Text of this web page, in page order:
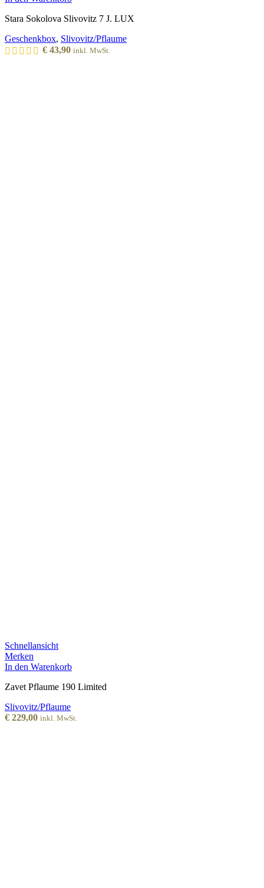
Stara Sokolova Slivovitz 7 J. LUX
Geschenkbox, Slivovitz/Pflaume
€ 43,90 inkl. MwSt.
Schnellansicht
Merken
In den Warenkorb
Zavet Pflaume 190 Limited
Slivovitz/Pflaume
€ 229,00 inkl. MwSt.